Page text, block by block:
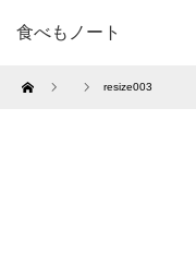
食べもノート
Home resize003